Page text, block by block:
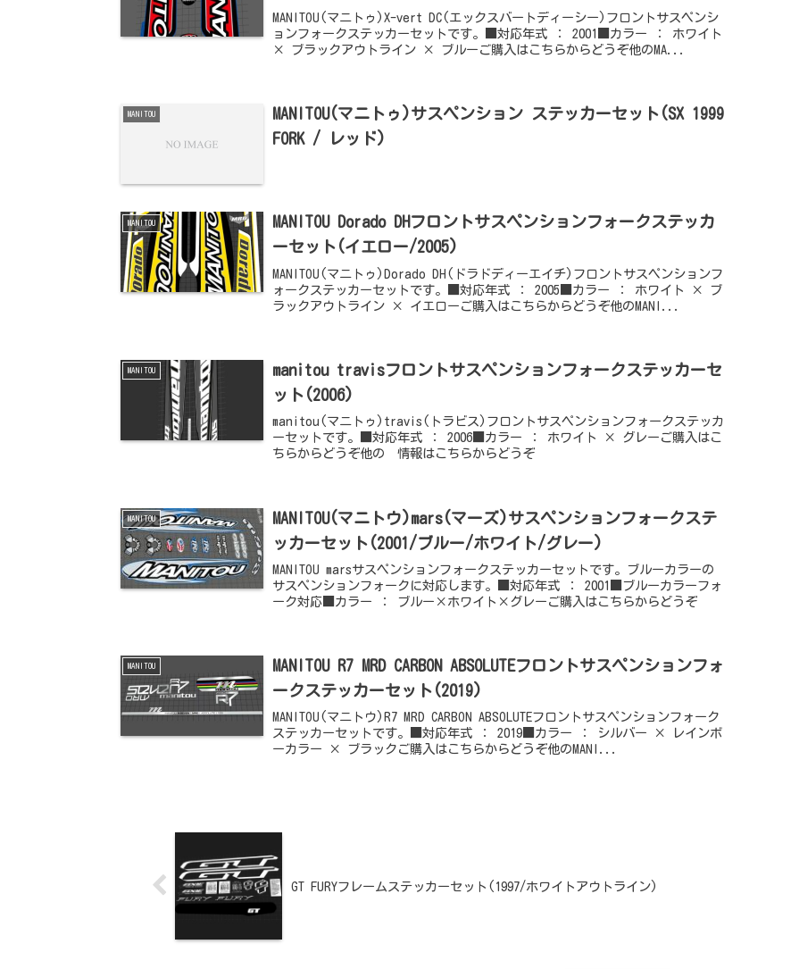
MANITOU(マニトゥ)X-vert DC(エックスバートディーシー)フロントサスペンシ
ョンフォークステッカーセットです。■対応年式 ： 2001■カラー ： ホワイト
× ブラックアウトライン × ブルーご購入はこちらからどうぞ他のMA...
MANITOU
MANITOU(マニトゥ)サスペンション ステッカーセット(SX 1999
FORK / レッド)
MANITOU
MANITOU Dorado DHフロントサスペンションフォークステッカ
ーセット(イエロー/2005)
MANITOU(マニトゥ)Dorado DH(ドラドディーエイチ)フロントサスペンションフ
ォークステッカーセットです。■対応年式 ： 2005■カラー ： ホワイト × ブ
ラックアウトライン × イエローご購入はこちらからどうぞ他のMANI...
MANITOU
manitou travisフロントサスペンションフォークステッカーセ
ット(2006)
manitou(マニトゥ)travis(トラビス)フロントサスペンションフォークステッカ
ーセットです。■対応年式 ： 2006■カラー ： ホワイト × グレーご購入はこ
ちらからどうぞ他の 情報はこちらからどうぞ
MANITOU
MANITOU(マニトウ)mars(マーズ)サスペンションフォークステ
ッカーセット(2001/ブルー/ホワイト/グレー)
MANITOU marsサスペンションフォークステッカーセットです。ブルーカラーの
サスペンションフォークに対応します。■対応年式 ： 2001■ブルーカラーフォ
ーク対応■カラー ： ブルー×ホワイト×グレーご購入はこちらからどうぞ
MANITOU
MANITOU R7 MRD CARBON ABSOLUTEフロントサスペンションフォ
ークステッカーセット(2019)
MANITOU(マニトウ)R7 MRD CARBON ABSOLUTEフロントサスペンションフォーク
ステッカーセットです。■対応年式 ： 2019■カラー ： シルバー × レインボ
ーカラー × ブラックご購入はこちらからどうぞ他のMANI...
GT FURYフレームステッカーセット(1997/ホワイトアウトライン)